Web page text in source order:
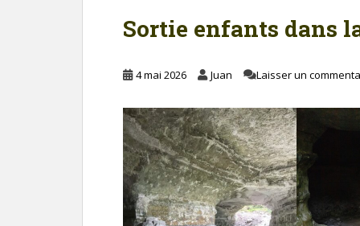
Sortie enfants dans
4 mai 2026 Juan Laisser un